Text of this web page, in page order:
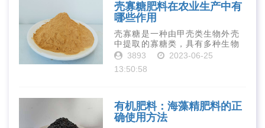
壳寡糖肥料在农业生产中有
哪些作用
壳寡糖是一种由甲壳类生物外壳
中提取的寡糖类，具有多种生物
活性和营养价值。在农业生产
是作为一种新型的有机肥料，壳
3893
2023-06-25
13:50:58
有机肥料：海藻精肥料的正
确使用方法